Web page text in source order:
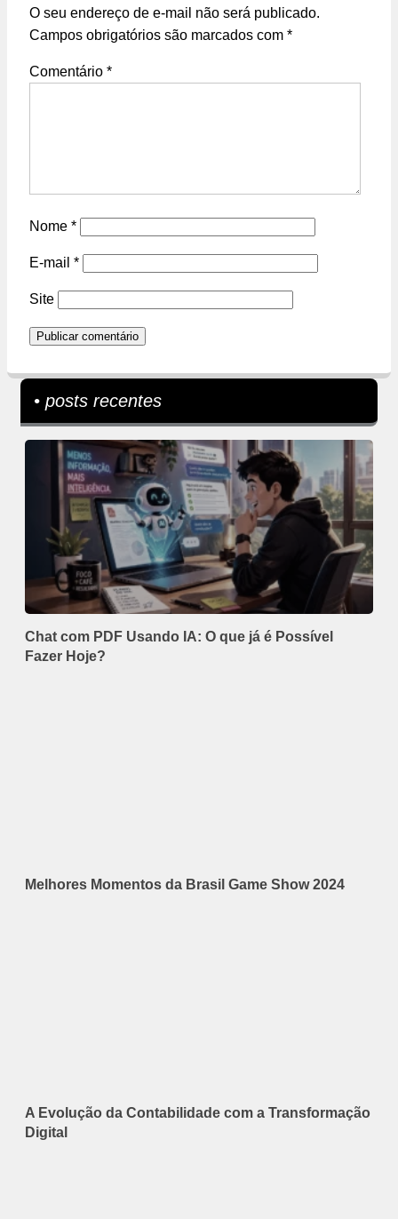
O seu endereço de e-mail não será publicado.
Campos obrigatórios são marcados com *
Comentário *
Nome *
E-mail *
Site
• posts recentes
Chat com PDF Usando IA: O que já é Possível
Fazer Hoje?
Melhores Momentos da Brasil Game Show 2024
A Evolução da Contabilidade com a Transformação
Digital